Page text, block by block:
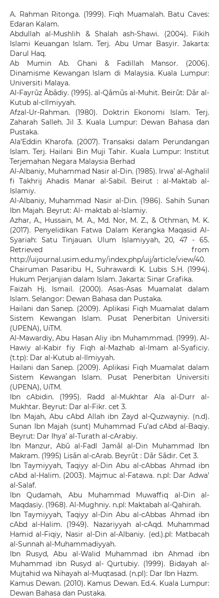
A. Rahman Ritonga. (1999). Fiqh Muamalah. Batu Caves:
Edaran Kalam.
Abdullah al-Mushlih & Shalah ash-Shawi. (2004). Fikih
Islami Keuangan Islam. Terj. Abu Umar Basyir. Jakarta:
Darul Haq.
Ab Mumin Ab. Ghani & Fadillah Mansor. (2006).
Dinamisme Kewangan Islam di Malaysia. Kuala Lumpur:
Universiti Malaya.
Al-Fayrūz Ābādiy. (1995). al-Qāmūs al-Muhit. Beirūt: Dār al-
Kutub al-cIlmiyyah.
Afzal-Ur-Rahman. (1980). Doktrin Ekonomi Islam. Terj.
Zaharah Salleh. Jil 3. Kuala Lumpur: Dewan Bahasa dan
Pustaka.
Ala’Eddin Kharofa. (2007). Transaksi dalam Perundangan
Islam. Terj. Hailani Bin Muji Tahir. Kuala Lumpur: Institut
Terjemahan Negara Malaysia Berhad
Al-Albaniy, Muhammad Nasir al-Din. (1985). Irwa’ al-Aghalil
fi Takhrij Ahadis Manar al-Sabil. Beirut : al-Maktab al-
Islamiy.
Al-Albaniy, Muhammad Nasir al-Din. (1986). Sahih Sunan
Ibn Majah. Beyrut: Al- maktab al-Islamiy.
Azhar, A., Hussain, M. A., Md. Nor, M. Z., & Othman, M. K.
(2017). Penyelidikan Fatwa Dalam Kerangka Maqasid Al-
Syariah: Satu Tinjauan. Ulum Islamiyyah, 20, 47 - 65.
Retrieved from
http://uijournal.usim.edu.my/index.php/uij/article/view/40.
Chairuman Pasaribu H., Suhrawardi K. Lubis S.H. (1994).
Hukum Perjanjian dalam Islam. Jakarta: Sinar Grafika.
Faizah Hj. Ismail. (2000). Asas-Asas Muamalat dalam
Islam. Selangor: Dewan Bahasa dan Pustaka.
Hailani dan Sanep. (2009). Aplikasi Fiqh Muamalat dalam
Sistem Kewangan Islam. Pusat Penerbitan Universiti
(UPENA), UiTM.
Al-Mawardiy, Abu Hasan Aliy ibn Muhammmad. (1999). Al-
Hawiy al-Kabir fiy Fiqh al-Mazhab al-Imam al-Syaficiy.
(t.tp): Dar al-Kutub al-Ilmiyyah.
Hailani dan Sanep. (2009). Aplikasi Fiqh Muamalat dalam
Sistem Kewangan Islam. Pusat Penerbitan Universiti
(UPENA), UiTM.
Ibn cAbidin. (1995). Radd al-Mukhtar Ala al-Durr al-
Mukhtar. Beyrut: Dar al-Fikr. cet 3.
Ibn Majah, Abu cAbd Allah ibn Zayd al-Quzwayniy. (n.d).
Sunan Ibn Majah (sunt) Muhammad Fu’ad cAbd al-Baqiy.
Beyrut: Dar Ihya’ al-Turath al-cArabiy.
Ibn Manzur, Abū al-Fadl Jamāl al-Din Muhammad Ibn
Makram. (1995) Lisān al-cArab. Beyrūt : Dār Sādir. Cet 3.
Ibn Taymiyyah, Taqiyy al-Din Abu al-cAbbas Ahmad ibn
cAbd al-Halim. (2003). Majmuc al-Fatawa. n.pl: Dar Adwa’
al-Salaf.
Ibn Qudamah, Abu Muhammad Muwaffiq al-Din al-
Maqdasiy. (1968). Al-Mughniy. n.pl: Maktabah al-Qahirah.
Ibn Taymiyyah, Taqiyy al-Din Abu al-cAbbas Ahmad ibn
cAbd al-Halim. (1949). Nazariyyah al-cAqd. Muhammad
Hamid al-Fiqiy, Nasir al-Din al-Albaniy. (ed.).pl: Matbacah
al-Sunnah al-Muhammadiyyah.
Ibn Rusyd, Abu al-Walid Muhammad ibn Ahmad ibn
Muhammad ibn Rusyd al- Qurtubiy. (1999). Bidayah al-
Mujtahid wa Nihayah al-Muqtasad. (n.pl): Dar Ibn Hazm.
Kamus Dewan. (2010). Kamus Dewan. Ed.4. Kuala Lumpur:
Dewan Bahasa dan Pustaka.